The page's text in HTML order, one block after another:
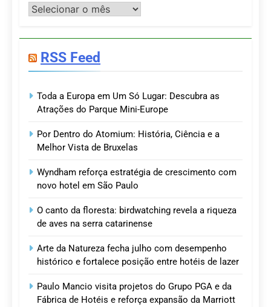
Postagens
RSS Feed
Toda a Europa em Um Só Lugar: Descubra as
Atrações do Parque Mini-Europe
Por Dentro do Atomium: História, Ciência e a
Melhor Vista de Bruxelas
Wyndham reforça estratégia de crescimento com
novo hotel em São Paulo
O canto da floresta: birdwatching revela a riqueza
de aves na serra catarinense
Arte da Natureza fecha julho com desempenho
histórico e fortalece posição entre hotéis de lazer
Paulo Mancio visita projetos do Grupo PGA e da
Fábrica de Hotéis e reforça expansão da Marriott